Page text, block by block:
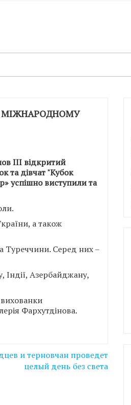
МІЖНАРОДНОМУ
ІІІ відкритий
та дівчат "Кубок
успішно виступили та
а також
Туреччини. Серед них –
Індії, Азербайджану,
Фархутдінова.
и терновчан проведет
целый день без света